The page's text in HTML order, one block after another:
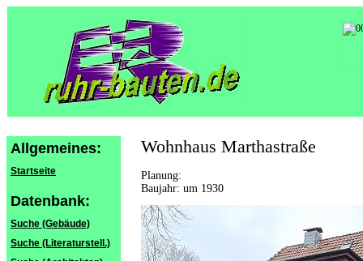
Allgemeines:
Startseite
Datenbank:
Suche (Gebäude)
Suche (Literaturstell.)
Wohnhaus Marthastraße
Planung:
Baujahr: um 1930